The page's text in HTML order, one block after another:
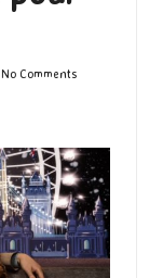
No Comments